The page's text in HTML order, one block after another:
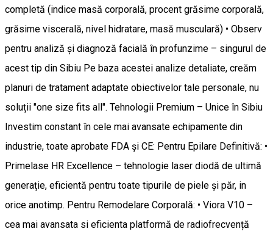
completă (indice masă corporală, procent grăsime corporală,
grăsime viscerală, nivel hidratare, masă musculară) • Observ
pentru analiză și diagnoză facială în profunzime – singurul de
acest tip din Sibiu Pe baza acestei analize detaliate, creăm
planuri de tratament adaptate obiectivelor tale personale, nu
soluții "one size fits all". Tehnologii Premium – Unice în Sibiu
Investim constant în cele mai avansate echipamente din
industrie, toate aprobate FDA și CE: Pentru Epilare Definitivă: •
Primelase HR Excellence – tehnologie laser diodă de ultimă
generație, eficientă pentru toate tipurile de piele și păr, in
orice anotimp. Pentru Remodelare Corporală: • Viora V10 –
cea mai avansata si eficienta platformă de radiofrecvență